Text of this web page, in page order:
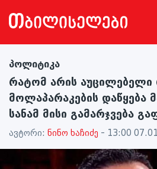
პოლიტიკა
რატომ არის აუცილებელი
მოლაპარაკების დაწყება
სანამ მისი გამარჯვება
ავტორი: ნინო ხაჩიძე - 13:00 07.01